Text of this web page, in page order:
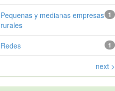
1
Pequenas y medianas empresas
rurales
1
Redes
next >